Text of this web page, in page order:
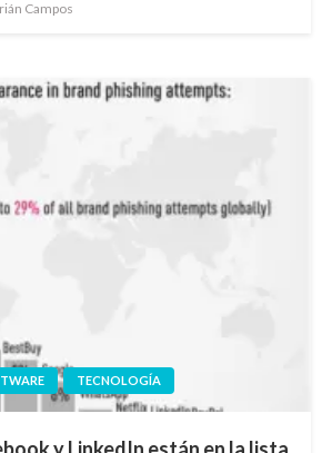
Campos
TECNOLOGÍA
y LinkedIn están en la lista